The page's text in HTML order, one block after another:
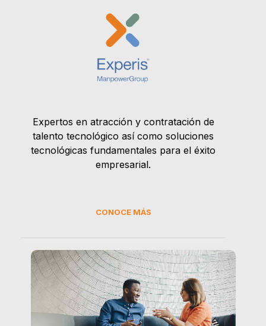
Expertos en atracción y contratación de
talento tecnológico así como soluciones
tecnológicas fundamentales para el éxito
empresarial.
CONOCE MÁS